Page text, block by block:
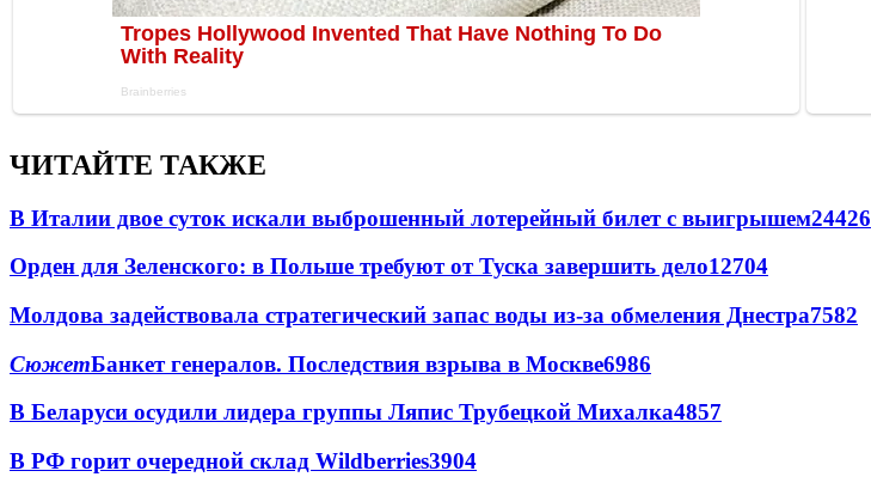
ЧИТАЙТЕ ТАКЖЕ
В Италии двое суток искали выброшенный лотерейный билет с выигрышем24426
Орден для Зеленского: в Польше требуют от Туска завершить дело12704
Молдова задействовала стратегический запас воды из-за обмеления Днестра7582
СюжетБанкет генералов. Последствия взрыва в Москве6986
В Беларуси осудили лидера группы Ляпис Трубецкой Михалка4857
В РФ горит очередной склад Wildberries3904